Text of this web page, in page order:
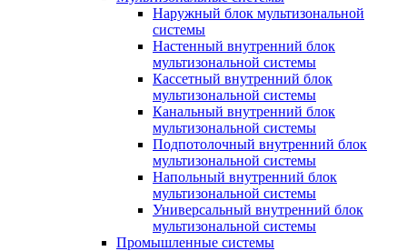
Наружный блок мультизональной
системы
Настенный внутренний блок
мультизональной системы
Кассетный внутренний блок
мультизональной системы
Канальный внутренний блок
мультизональной системы
Подпотолочный внутренний блок
мультизональной системы
Напольный внутренний блок
мультизональной системы
Универсальный внутренний блок
мультизональной системы
Промышленные системы